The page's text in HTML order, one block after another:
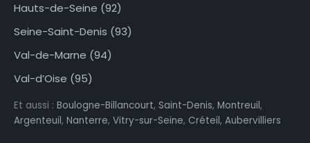
Hauts-de-Seine (92)
Seine-Saint-Denis (93)
Val-de-Marne (94)
Val-d’Oise (95)
Et aussi : Boulogne-Billancourt, Saint-Denis, Montreuil,
Argenteuil, Nanterre, Vitry-sur-Seine, Créteil, Aubervilliers